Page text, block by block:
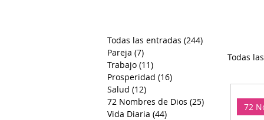
Todas las entradas (244)
Pareja (7)
Trabajo (11)
Prosperidad (16)
Salud (12)
72 Nombres de Dios (25) 25 entradas
Vida Diaria (44)
Todas
72